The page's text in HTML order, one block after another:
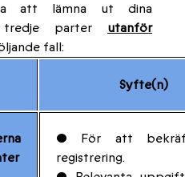
att lämna ut dina
tredje parter utanför
fall:
Syfte(n)
• För att
registrering.